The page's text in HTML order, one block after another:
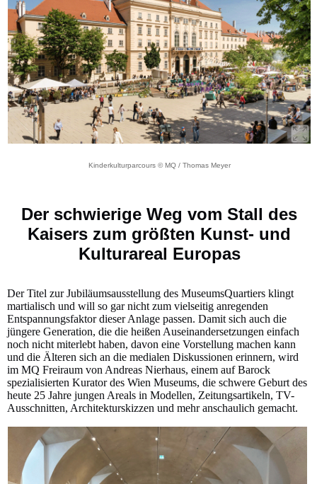
Kinderkulturparcours © MQ / Thomas Meyer
Der schwierige Weg vom Stall des
Kaisers zum größten Kunst- und
Kulturareal Europas
Der Titel zur Jubiläumsausstellung des MuseumsQuartiers klingt
martialisch und will so gar nicht zum vielseitig anregenden
Entspannungsfaktor dieser Anlage passen. Damit sich auch die
jüngere Generation, die die heißen Auseinandersetzungen einfach
noch nicht miterlebt haben, davon eine Vorstellung machen kann
und die Älteren sich an die medialen Diskussionen erinnern, wird
im MQ Freiraum von Andreas Nierhaus, einem auf Barock
spezialisierten Kurator des Wien Museums, die schwere Geburt des
heute 25 Jahre jungen Areals in Modellen, Zeitungsartikeln, TV-
Ausschnitten, Architekturskizzen und mehr anschaulich gemacht.